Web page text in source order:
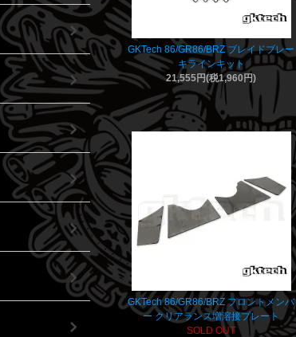
GKTech 86/GR86/BRZ ブレイドブレー
キラインキット
21,555円(税1,960円)
GKTech 86/GR86/BRZ フロントメンバ
ー クリアランス増溶接プレート
SOLD OUT